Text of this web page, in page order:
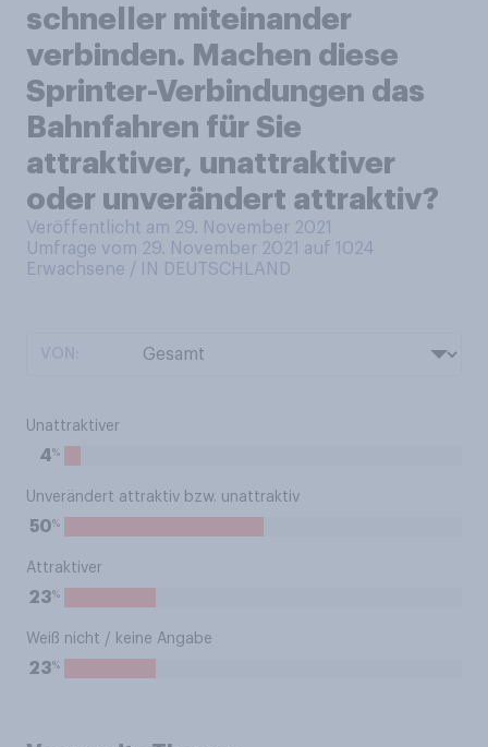
schneller miteinander
verbinden. Machen diese
Sprinter-Verbindungen das
Bahnfahren für Sie
attraktiver, unattraktiver
oder unverändert attraktiv?
Veröffentlicht am 29. November 2021
Umfrage vom 29. November 2021 auf 1024
Erwachsene / IN DEUTSCHLAND
Unattraktiver
4%
Unverändert attraktiv bzw. unattraktiv
50%
Attraktiver
23%
Weiß nicht / keine Angabe
23%